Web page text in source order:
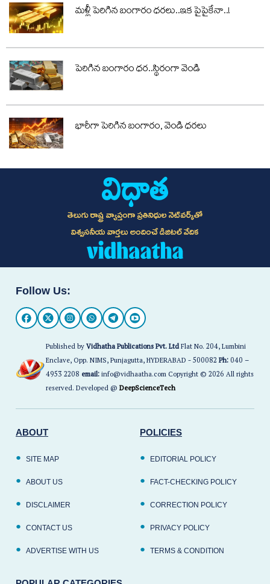
మళ్లీ పెరిగిన బంగారం ధరలు..ఇక పైపైకేనా..!
పెరిగిన బంగారం ధర..స్థిరంగా వెండి
భారీగా పెరిగిన బంగారం, వెండి ధరలు
తెలుగు రాష్ట్ర వ్యాప్తంగా ప్రతినిధుల నెట్‌వర్క్‌తో
విశ్వసనీయ వార్తలు అందించే డిజిటల్ వేదిక
Follow Us:
Published byVidhatha Publications Pvt. LtdFlat No. 204, Lumbini
Enclave, Opp. NIMS, Punjagutta, HYDERABAD - 500082Ph:040 –
4953 2208 email:info@vidhaatha.com Copyright © 2026 All rights
reserved. Developed @DeepScienceTech
ABOUT
SITE MAP
ABOUT US
DISCLAIMER
CONTACT US
ADVERTISE WITH US
POLICIES
EDITORIAL POLICY
FACT-CHECKING POLICY
CORRECTION POLICY
PRIVACY POLICY
TERMS & CONDITION